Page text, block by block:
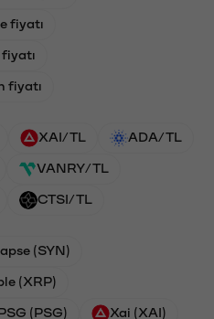
fiyatı
fiyatı
XAI/TL ADA/TL
VANRY/TL
CTSI/TL
(SYN)
(XRP)
(PSG) Xai (XAI)